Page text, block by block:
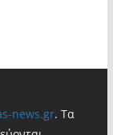
news.gr. Τα